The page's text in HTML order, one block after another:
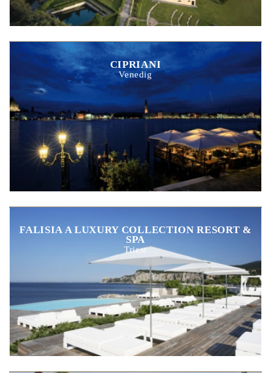
CIPRIANI
Venedig
FALISIA A LUXURY COLLECTION RESORT &
SPA
Triest